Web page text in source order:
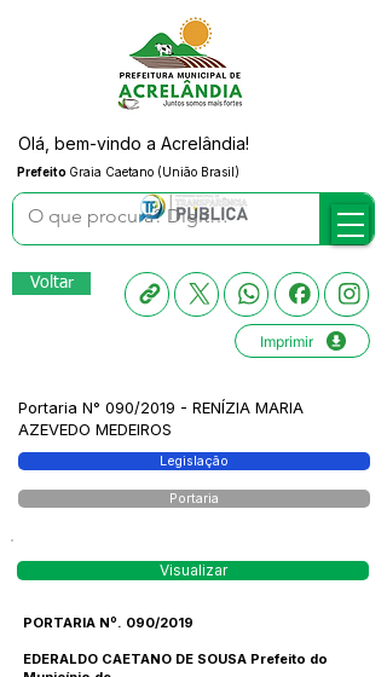
Prefeito Graia Caetano (União Brasil)
Olá, bem-vindo a Acrelândia!
Voltar
Imprimir
Portaria N° 090/2019 - RENÍZIA MARIA
AZEVEDO MEDEIROS
Legislação
Portaria
Visualizar
PORTARIA Nº. 090/2019
EDERALDO CAETANO DE SOUSA Prefeito do